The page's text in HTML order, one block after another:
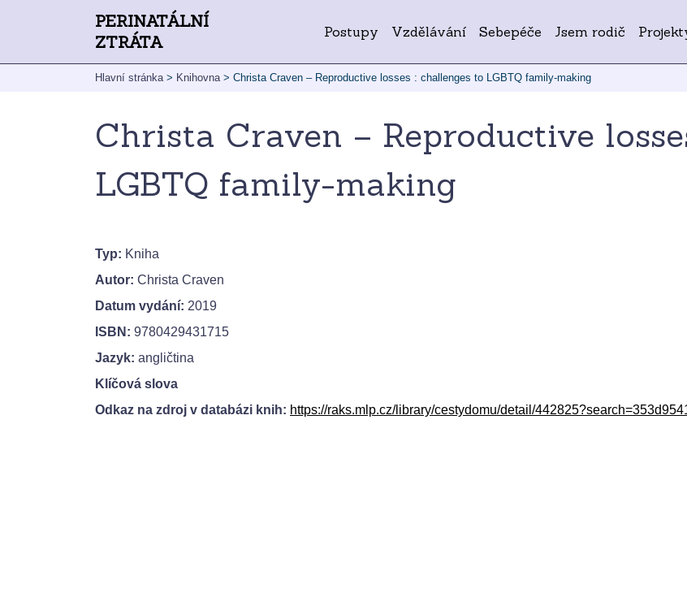
PERINATÁLNÍ
ZTRÁTA
Postupy Vzdělávání Sebepéče Jsem rodič
Hlavní stránka> Knihovna> Christa Craven – Reproductive losses : challenges to LGBTQ family-making
Christa Craven – Reproductive
LGBTQ family-making
Typ: Kniha
Autor: Christa Craven
Datum vydání: 2019
ISBN: 9780429431715
Jazyk: angličtina
Klíčová slova
Odkaz na zdroj v databázi knih: https://raks.mlp.cz/library/cestydomu/detail/